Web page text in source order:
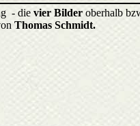
- die vier Bilderoberhalb
Thomas Schmidt.